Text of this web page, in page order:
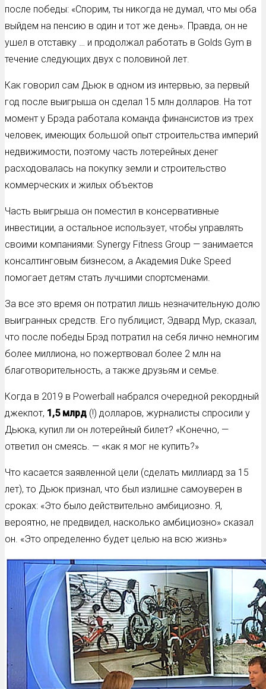
после победы: «Спорим, ты никогда не думал, что мы оба
выйдем на пенсию в один и тот же день». Правда, он не
ушел в отставку … и продолжал работать в Golds Gym в
течение следующих двух с половиной лет.
Как говорил сам Дьюк в одном из интервью, за первый
год после выигрыша он сделал 15 млн долларов. На тот
момент у Брэда работала команда финансистов из трех
человек, имеющих большой опыт строительства империй
недвижимости, поэтому часть лотерейных денег
расходовалась на покупку земли и строительство
коммерческих и жилых объектов
Часть выигрыша он поместил в консервативные
инвестиции, а остальное использует, чтобы управлять
своими компаниями: Synergy Fitness Group — занимается
консалтинговым бизнесом, а Академия Duke Speed ​​
помогает детям стать лучшими спортсменами.
За все это время он потратил лишь незначительную долю
выигранных средств. Его публицист, Эдвард Мур, сказал,
что после победы Брэд потратил на себя лично немногим
более миллиона, но пожертвовал более 2 млн на
благотворительность, а также друзьям и семье.
Когда в 2019 в Powerball набрался очередной рекордный
джекпот, 1,5 млрд (!) долларов, журналисты спросили у
Дьюка, купил ли он лотерейный билет? «Конечно, —
ответил он смеясь. — «как я мог не купить?»
Что касается заявленной цели (сделать миллиард за 15
лет), то Дьюк признал, что был излишне самоуверен в
сроках: «Это было действительно амбициозно. Я,
вероятно, не предвидел, насколько амбициозно» сказал
он. «Это определенно будет целью на всю жизнь»